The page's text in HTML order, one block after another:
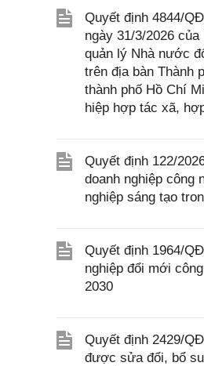
Quyết định 4844/
ngày 31/3/2026
quản lý Nhà nước
trên địa bàn Thành
thành phố Hồ Chí
hiệp hợp tác xã,
Quyết định 122/
doanh nghiệp công
nghiệp sáng tạo
Quyết định 1964/
nghiệp đổi mới
2030
Quyết định 2429/
được sửa đổi, bổ